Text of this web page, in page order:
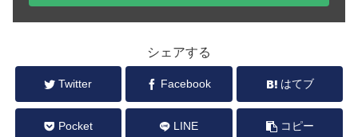
シェアする
Twitter Facebook はてブ
Pocket LINE コピー